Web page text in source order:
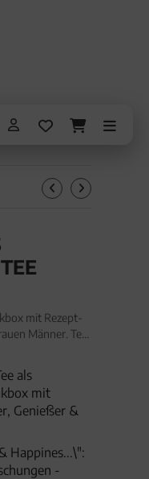
mit Rezept-
Männer. Tee
als
mit
Genießer &
Happines...\":
-